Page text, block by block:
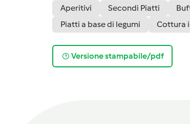
Aperitivi
Secondi Piatti
Piatti a base di legumi
Cottura
Versione stampabile/pdf